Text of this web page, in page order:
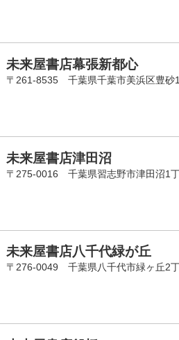
未来屋書店幕張新都心
〒261-8535 千葉県千葉市美浜区豊
未来屋書店津田沼
〒275-0016 千葉県習志野市津田沼1
未来屋書店八千代緑が丘
〒276-0049 千葉県八千代市緑ヶ丘2